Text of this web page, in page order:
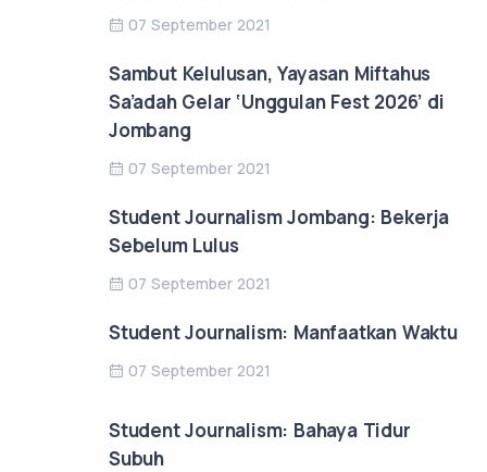
07 September 2021
Sambut Kelulusan, Yayasan Miftahus
Sa’adah Gelar ‘Unggulan Fest 2026’ di
Jombang
07 September 2021
Student Journalism Jombang: Bekerja
Sebelum Lulus
07 September 2021
Student Journalism: Manfaatkan Waktu
07 September 2021
Student Journalism: Bahaya Tidur
Subuh